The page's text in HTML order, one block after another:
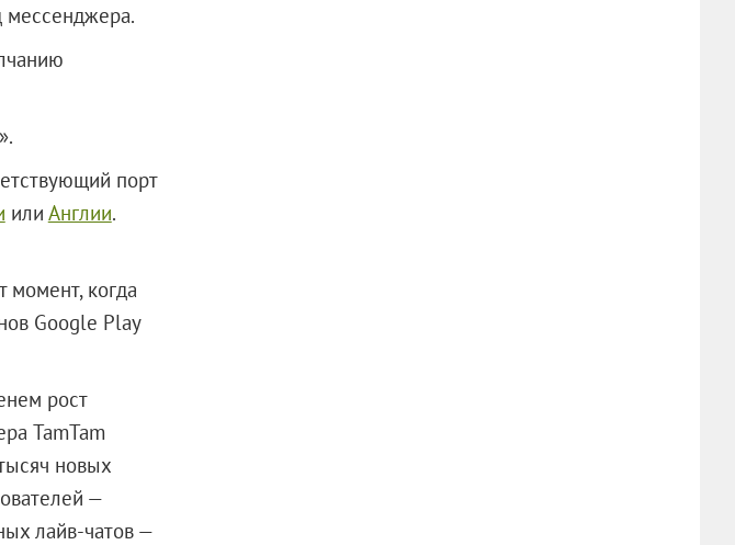
мессенджера.
порт
или Англии.
момент, когда
Google Play
рост
TamTam
новых
—
лайв-чатов —